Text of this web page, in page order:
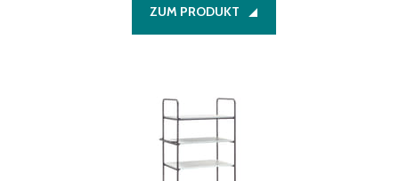
ZUM PRODUKT